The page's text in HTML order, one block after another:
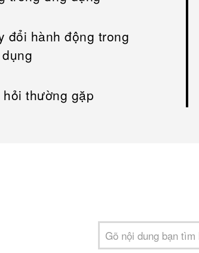
đổi hành động trong
hỏi thường gặp